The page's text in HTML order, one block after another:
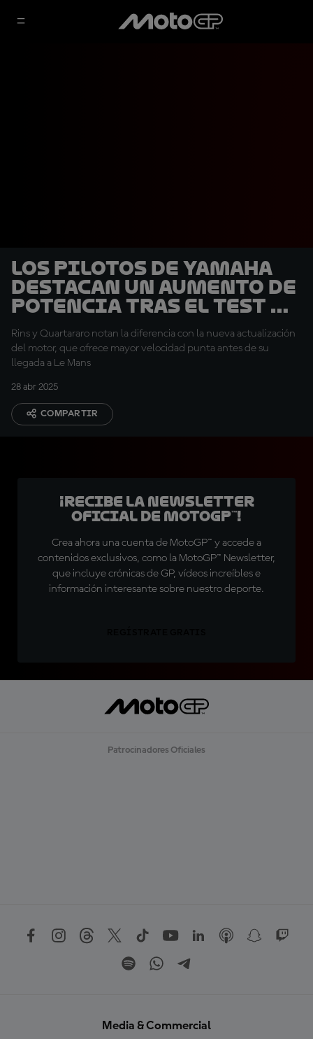
Los pilotos de Yamaha
destacan un aumento de
potencia tras el Test de
Jerez
Rins y Quartararo notan la diferencia con la nueva actualización
del motor, que ofrece mayor velocidad punta antes de su
llegada a Le Mans
28 abr 2025
COMPARTIR
¡Recibe la Newsletter
oficial de MotoGP™!
Crea ahora una cuenta de MotoGP™ y accede a
contenidos exclusivos, como la MotoGP™ Newsletter,
que incluye crónicas de GP, vídeos increíbles e
información interesante sobre nuestro deporte.
Patrocinadores Oficiales
Media & Commercial